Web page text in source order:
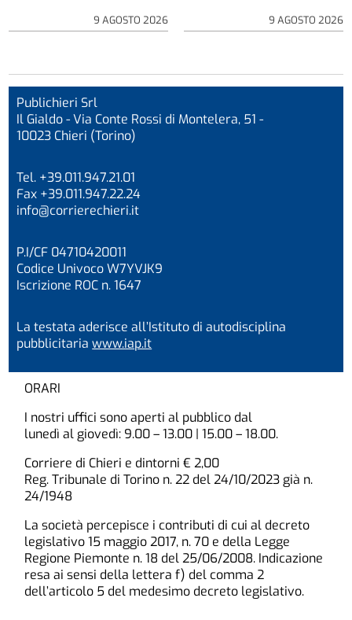
9 AGOSTO 2026 9 AGOSTO 2026
Publichieri Srl
Il Gialdo - Via Conte Rossi di Montelera, 51 -
10023 Chieri (Torino)
Tel. +39.011.947.21.01
Fax +39.011.947.22.24
info@corrierechieri.it
P.I/CF 04710420011
Codice Univoco W7YVJK9
Iscrizione ROC n. 1647
La testata aderisce all’Istituto di autodisciplina
pubblicitariawww.iap.it
ORARI
I nostri uffici sono aperti al pubblico dal
lunedì al giovedì: 9.00 – 13.00 | 15.00 – 18.00.
Corriere di Chieri e dintorni € 2,00
Reg. Tribunale di Torino n. 22 del 24/10/2023 già n.
24/1948
La società percepisce i contributi di cui al decreto
legislativo 15 maggio 2017, n. 70 e della Legge
Regione Piemonte n. 18 del 25/06/2008. Indicazione
resa ai sensi della lettera f) del comma 2
dell’articolo 5 del medesimo decreto legislativo.